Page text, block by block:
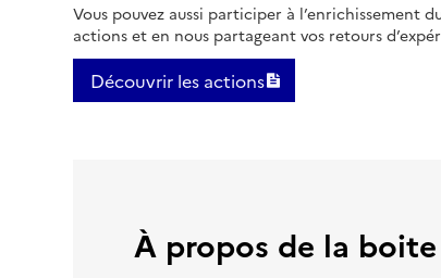
Vous pouvez aussi participer à l’enrichissement
actions et en nous partageant vos retours
Découvrir les actions
À propos de la